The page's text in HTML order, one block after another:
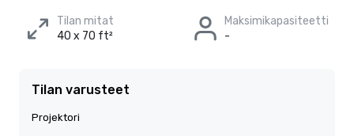
Tilan mitat
40 x 70 ft²
Maksimikapasiteetti
-
Tilan varusteet
Projektori